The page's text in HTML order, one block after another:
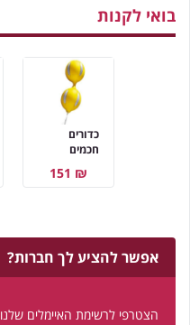
בואי לקנות
כדורים
חכמים
₪ 151
אפשר להציע לך חברות?
הצטרפי לרשימת האיימלים שלנו